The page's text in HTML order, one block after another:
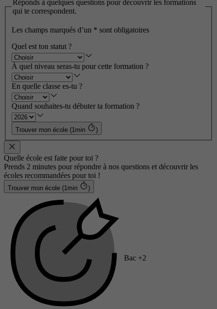
Réponds à quelques questions pour découvrir les formations
qui te correspondent.
Les champs marqués d’un * sont obligatoires
Quel est ton statut ?
À quel niveau seras-tu pour cette formation ?
En quelle classe es-tu ?
Quand souhaites-tu débuter ta formation ?
Trouver mon école (1min )
Quelle école est faite pour toi ?
Prends 2 minutes pour répondre à nos questions et découvrir les
écoles recommandées pour toi !
Trouver mon école (1min )
Bac +2